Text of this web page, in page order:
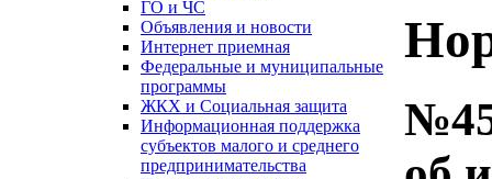
ГО и ЧС
Объявления и новости
Интернет приемная
Федеральные и муниципальные
программы
ЖКХ и Социальная защита
Информационная поддержка
субъектов малого и среднего
предпринимательства